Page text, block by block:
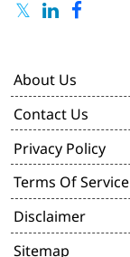
About Us
Contact Us
Privacy Policy
Terms Of Service
Disclaimer
Sitemap